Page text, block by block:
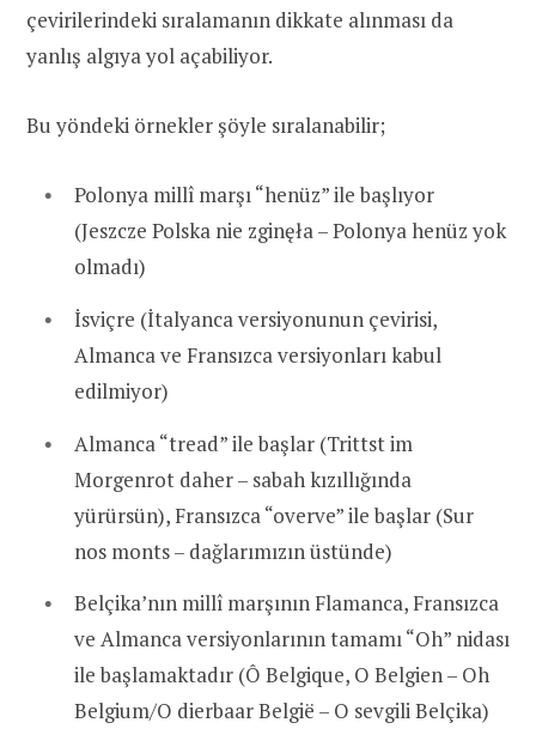
çevirilerindeki sıralamanın dikkate alınması da
yanlış algıya yol açabiliyor.
Bu yöndeki örnekler şöyle sıralanabilir;
Polonya millî marşı “henüz” ile başlıyor
(Jeszcze Polska nie zginęła – Polonya henüz yok
olmadı)
İsviçre (İtalyanca versiyonunun çevirisi,
Almanca ve Fransızca versiyonları kabul
edilmiyor)
Almanca “tread” ile başlar (Trittst im
Morgenrot daher – sabah kızıllığında
yürürsün), Fransızca “overve” ile başlar (Sur
nos monts – dağlarımızın üstünde)
Belçika’nın millî marşının Flamanca, Fransızca
ve Almanca versiyonlarının tamamı “Oh” nidası
ile başlamaktadır (Ô Belgique, O Belgien – Oh
Belgium/O dierbaar België – O sevgili Belçika)